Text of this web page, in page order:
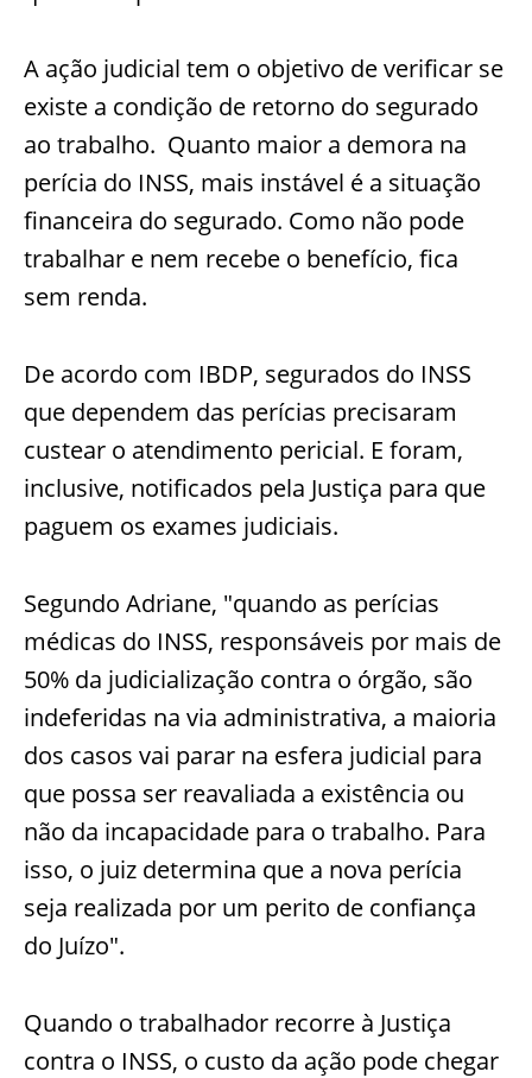
A ação judicial tem o objetivo de verificar se
existe a condição de retorno do segurado
ao trabalho. Quanto maior a demora na
perícia do INSS, mais instável é a situação
financeira do segurado. Como não pode
trabalhar e nem recebe o benefício, fica
sem renda.
De acordo com IBDP, segurados do INSS
que dependem das perícias precisaram
custear o atendimento pericial. E foram,
inclusive, notificados pela Justiça para que
paguem os exames judiciais.
Segundo Adriane, "quando as perícias
médicas do INSS, responsáveis por mais de
50% da judicialização contra o órgão, são
indeferidas na via administrativa, a maioria
dos casos vai parar na esfera judicial para
que possa ser reavaliada a existência ou
não da incapacidade para o trabalho. Para
isso, o juiz determina que a nova perícia
seja realizada por um perito de confiança
do Juízo".
Quando o trabalhador recorre à Justiça
contra o INSS, o custo da ação pode chegar